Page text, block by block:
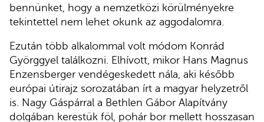
bennünket, hogy a nemzetközi körülményekre
tekintettel nem lehet okunk az aggodalomra.
Ezután több alkalommal volt módom Konrád
Györggyel találkozni. Elhívott, mikor Hans Magnus
Enzensberger vendégeskedett nála, aki később
európai útirajz sorozatában írt a magyar helyzetről
is. Nagy Gáspárral a Bethlen Gábor Alapítvány
dolgában kerestük föl, pohár bor mellett hosszasan